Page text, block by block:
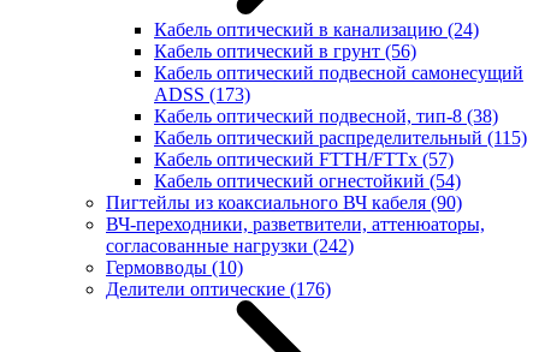
Кабель оптический в канализацию (24)
Кабель оптический в грунт (56)
Кабель оптический подвесной самонесущий
ADSS (173)
Кабель оптический подвесной, тип-8 (38)
Кабель оптический распределительный (115)
Кабель оптический FTTH/FTTx (57)
Кабель оптический огнестойкий (54)
Пигтейлы из коаксиального ВЧ кабеля (90)
ВЧ-переходники, разветвители, аттенюаторы,
согласованные нагрузки (242)
Гермовводы (10)
Делители оптические (176)